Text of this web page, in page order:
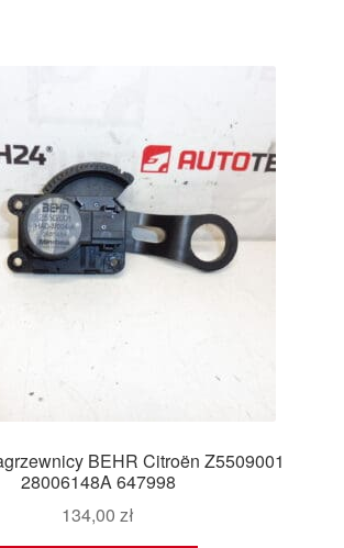
BEHR Citroën Z5509001
28006148A 647998
134,00 zł